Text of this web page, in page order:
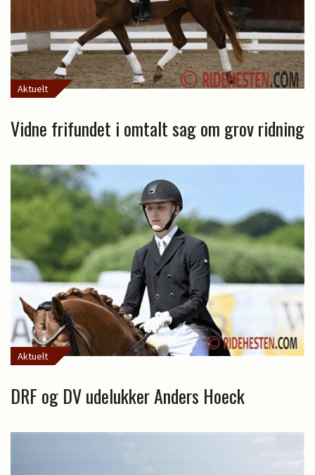
Aktuelt
Vidne frifundet i omtalt sag om grov ridning
Aktuelt
DRF og DV udelukker Anders Hoeck